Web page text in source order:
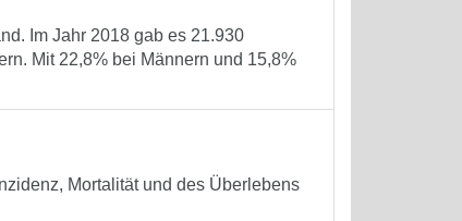
Im Jahr 2018 gab es 21.930
Mit 22,8% bei Männern und 15,8%
Mortalität und des Überlebens